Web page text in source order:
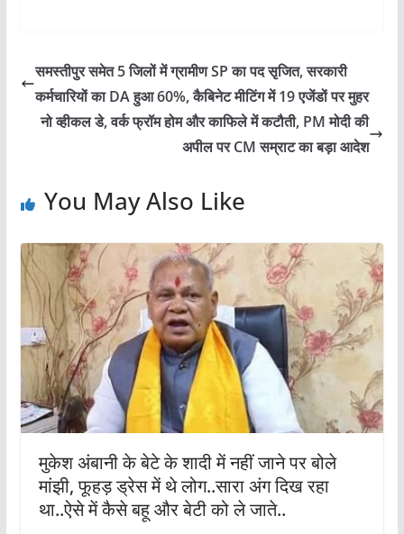
समस्तीपुर समेत 5 जिलों में ग्रामीण SP का पद सृजित, सरकारी
कर्मचारियों का DA हुआ 60%, कैबिनेट मीटिंग में 19 एजेंडों पर मुहर
नो व्हीकल डे, वर्क फ्रॉम होम और काफिले में कटौती, PM मोदी की
अपील पर CM सम्राट का बड़ा आदेश
You May Also Like
मुकेश अंबानी के बेटे के शादी में नहीं जाने पर बोले
मांझी, फूहड़ ड्रेस में थे लोग..सारा अंग दिख रहा
था..ऐसे में कैसे बहू और बेटी को ले जाते..